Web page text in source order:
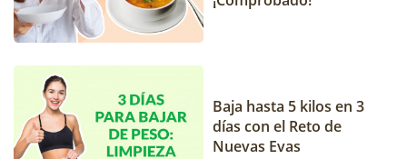
Baja hasta 5 kilos en 3
días con el Reto de
Nuevas Evas